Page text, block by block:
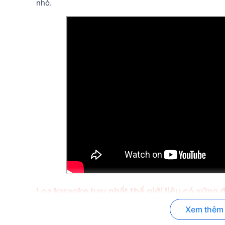
nhỏ.
Loa karaoke hay nhất thế giới liệu có xứng
Câu trả lời chắc chắn là CÓ và sẽ còn khiến bạn
hàng loạt công nghệ hiện đại mà nó mang lại,
Xem thêm